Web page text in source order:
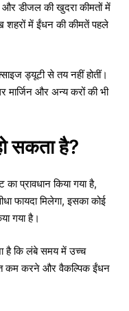
डीजल की खुदरा कीमतों में
शहरों में ईंधन की कीमतें पहले
ड्यूटी से तय नहीं होतीं।
और अन्य करों की भी
सकता है?
प्रावधान किया गया है,
फायदा मिलेगा, इसका कोई
गया है।
है कि लंबे समय में उच्च
कम करने और वैकल्पिक ईंधन